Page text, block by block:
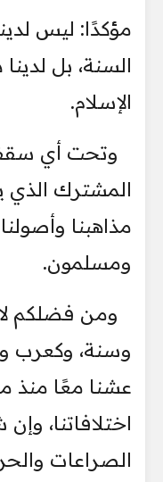
مؤكدًا: ليس
السنة، بل
الإسلام.
وتحت أي سقف
المشترك الذي
مذاهبنا
ومسلمون.
ومن فضلكم
وسنة، وكعرب
عشنا معًا منذ
اختلافاتنا،
الصراعات